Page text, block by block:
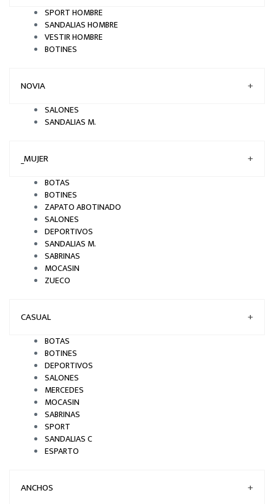
SPORT HOMBRE
SANDALIAS HOMBRE
VESTIR HOMBRE
BOTINES
NOVIA +
SALONES
SANDALIAS M.
_MUJER +
BOTAS
BOTINES
ZAPATO ABOTINADO
SALONES
DEPORTIVOS
SANDALIAS M.
SABRINAS
MOCASIN
ZUECO
CASUAL +
BOTAS
BOTINES
DEPORTIVOS
SALONES
MERCEDES
MOCASIN
SABRINAS
SPORT
SANDALIAS C
ESPARTO
ANCHOS +